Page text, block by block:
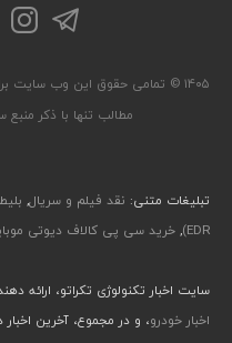
تلگرام
۱۴۰۵ © تمامی حقوق این وب سایت برای
مطالب تنها با ذکر
تبلیغات متنی: نقد فیلم و سریال,
EDR)
,خرید سی پی کالاف دیوتی
سایت اخبار تکنولوژی تکراتو، ارائه
اخبار خودرو، و در مجموع، آخرین